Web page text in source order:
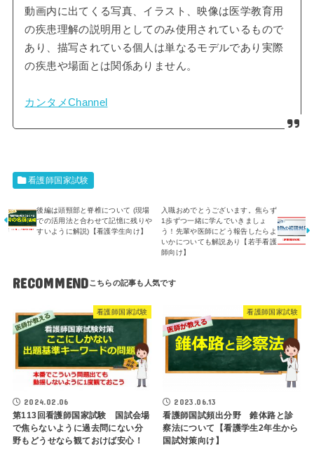
動画内に出てくる写真、イラスト、映像は医学教育用
の疾患理解の説明用としてのみ使用されているもので
あり、描写されている個人は単なるモデルであり実際
の疾患や場面とは関係ありません。
カンタメChannel
看護師国家試験
後編は頭頸部と脊椎について (現場
での活用法と合わせて記憶に残りや
すいように解説)【看護学生向け】
入職おめでとうございます。焦らず
1歩ずつ一緒に学んでいきましょ
う！先輩や医師にどう報告したらよ
いかについても解説あり【若手看護
師向け】
RECOMMEND
看護師国家試験
2024.02.06
第113回看護師国家試験 国試会場
で焦らないように過去問にない分
野もどうせなら観ておけば安心！
看護師国家試験
2023.06.13
看護師国試頻出分野 錐体路と診
察法について【看護学生2年生から
国試対策向け】